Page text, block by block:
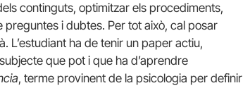
continguts, optimitzar els procediments,
i dubtes. Per tot això, cal posar
L’estudiant ha de tenir un paper actiu,
que pot i que ha d’aprendre
, terme provinent de la psicologia per definir